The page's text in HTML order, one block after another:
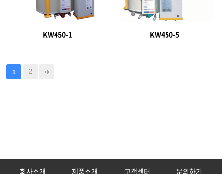
KW450-1 KW450-5
1 2
회사소개 제품소개 고객센터 문의하기